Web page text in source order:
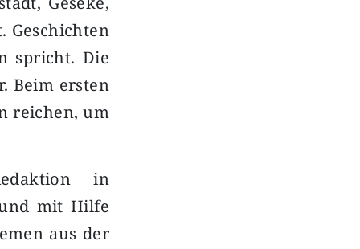
Geschichten
spricht. Die
Beim ersten
reichen, um
in
mit Hilfe
aus der